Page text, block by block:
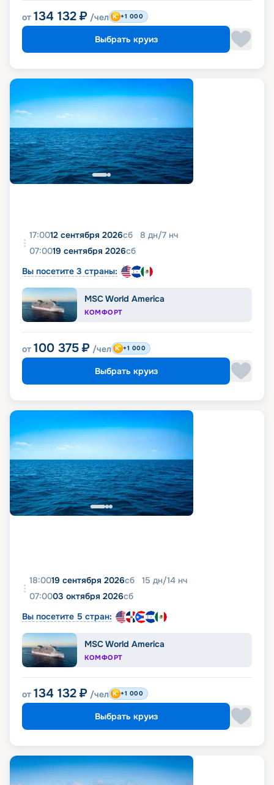
от 134 132 ₽ /чел +1 000
Выбрать круиз
17:0012 сентября 2026сб 8 дн/7 нч
07:0019 сентября 2026сб
Вы посетите 3 страны:
MSC World America
КОМФОРТ
от 100 375 ₽ /чел +1 000
Выбрать круиз
18:0019 сентября 2026сб 15 дн/14 нч
07:0003 октября 2026сб
Вы посетите 5 стран:
MSC World America
КОМФОРТ
от 134 132 ₽ /чел +1 000
Выбрать круиз